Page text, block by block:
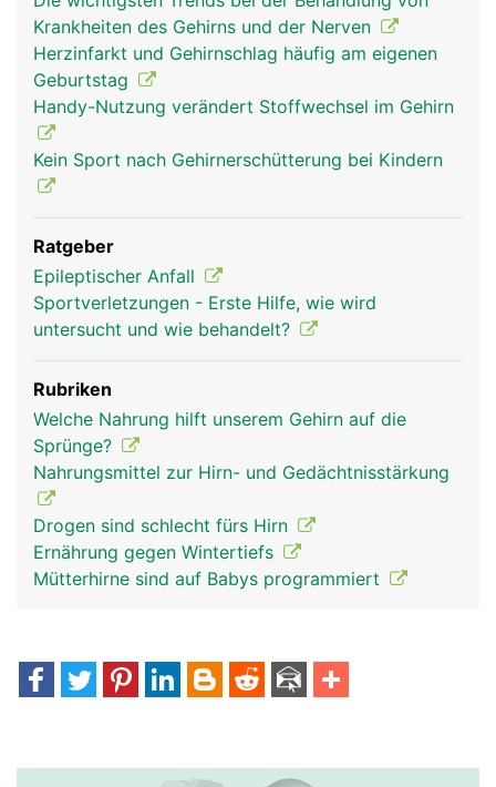
kopf Links Mann
Krankheiten des Gehirns und der Nerven
Herzinfarkt und Gehirnschlag häufig am eigenen
Geburtstag
Handy-Nutzung verändert Stoffwechsel im Gehirn
Kein Sport nach Gehirnerschütterung bei Kindern
Ratgeber
Epileptischer Anfall
Sportverletzungen - Erste Hilfe, wie wird
untersucht und wie behandelt?
Rubriken
Welche Nahrung hilft unserem Gehirn auf die
Sprünge?
Nahrungsmittel zur Hirn- und Gedächtnisstärkung
Drogen sind schlecht fürs Hirn
Ernährung gegen Wintertiefs
Mütterhirne sind auf Babys programmiert